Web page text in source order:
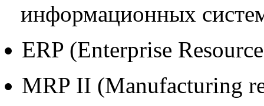
информационных
ERP (Enterprise
MRP II (Manufacturing